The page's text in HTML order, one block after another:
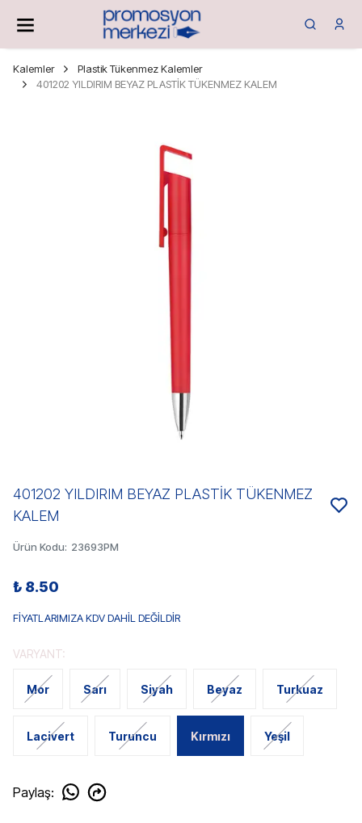
Kalemler
Plastik Tükenmez Kalemler
401202 YILDIRIM BEYAZ PLASTİK TÜKENMEZ KALEM
401202 YILDIRIM BEYAZ PLASTİK TÜKENMEZ
KALEM
Ürün Kodu: 23693PM
₺ 8.50
FİYATLARIMIZA KDV DAHİL DEĞİLDİR
VARYANT:
Mor Sarı Siyah Beyaz Turkuaz
Lacivert Turuncu Kırmızı Yeşil
Paylaş: